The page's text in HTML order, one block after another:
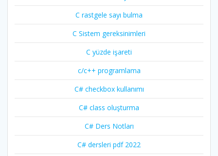
C rastgele sayı bulma
C Sistem gereksinimleri
C yüzde işareti
c/c++ programlama
C# checkbox kullanımı
C# class oluşturma
C# Ders Notları
C# dersleri pdf 2022